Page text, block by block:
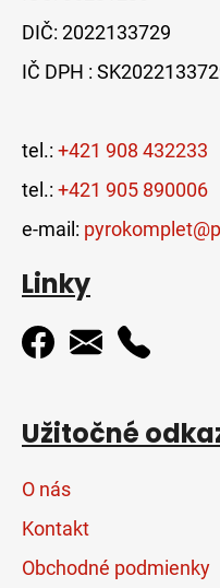
DIČ: 2022133729
IČ DPH :
tel.: +421 908 432233
tel.: +421 905 890006
e-mail:
Linky
Užitočné
O nás
Kontakt
Obchodné podmienky